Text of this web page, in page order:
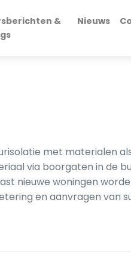
&
Nieuws
met materialen
via boorgaten in de
nieuwe woningen
en aanvragen van